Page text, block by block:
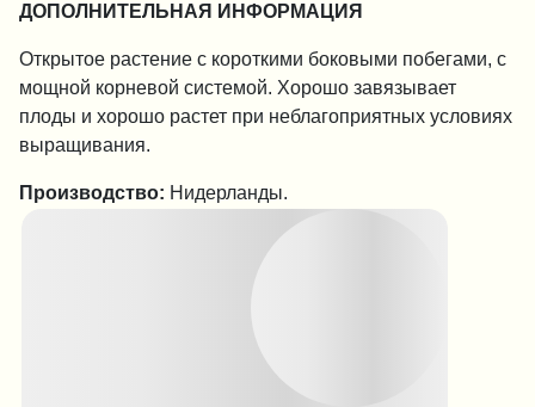
ДОПОЛНИТЕЛЬНАЯ ИНФОРМАЦИЯ
Открытое растение с короткими боковыми побегами, с
мощной корневой системой. Хорошо завязывает
плоды и хорошо растет при неблагоприятных условиях
выращивания.
Производство: Нидерланды.